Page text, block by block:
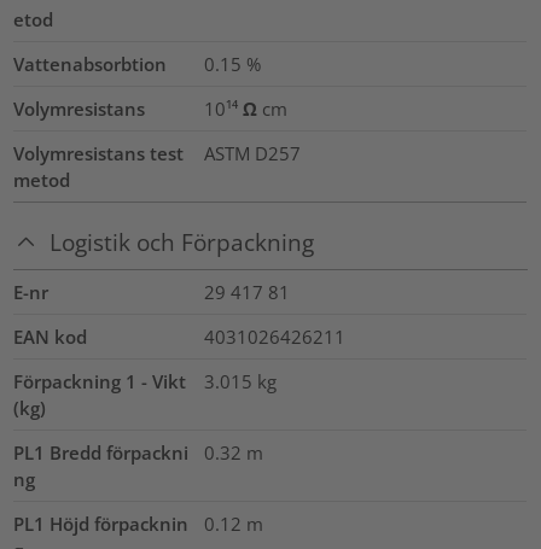
etod
Vattenabsorbtion 0.15 %
Volymresistans
10¹⁴ Ω cm
Volymresistans test
metod
ASTM D257
Logistik och Förpackning
E-nr
29 417 81
EAN kod
4031026426211
Förpackning 1 - Vikt
(kg)
3.015 kg
PL1 Bredd förpackni
ng
0.32 m
PL1 Höjd förpacknin
0.12 m